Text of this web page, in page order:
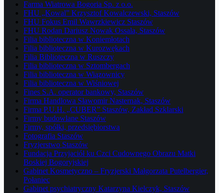
Farma Wiatrowa Bogoria Sp. z o.o.
FHU „Kowal” Krzysztof Kowalczewski, Staszów
FHU Fokus Emil Wawrzkiewicz Staszów
FHU Rodan Dariusz Nowak Ossala, Staszów
Filia biblioteczna w Koniemłotach
Filia biblioteczna w Kurozwękach
Filia Biblioteczna w Ruszczy
Filia biblioteczna w Sztombergach
Filia biblioteczna w Wiązownicy
Filia biblioteczna w Wiśniowej
Fines S.A. operator bankowy, Staszów
Firma Handlowa Sławomir Nasternak, Staszów
Firma P.U.H. „CUBER” Staszów, Zakład Szklarski
Firmy budowlane Staszów
Firmy, spółki, przedsiębiorstwa
Fotografia Staszów
Fryzjerstwo Staszów
Fundacja Przyjaciół ku Czci Cudownego Obrazu Matki
Boskiej Bogoryjskiej
Gabinet Kosmetyczno – Fryzjerski Małgorzata Putelbergier,
Połaniec
Gabinet psychiatryczny Katarzyna Kielczyk, Staszów